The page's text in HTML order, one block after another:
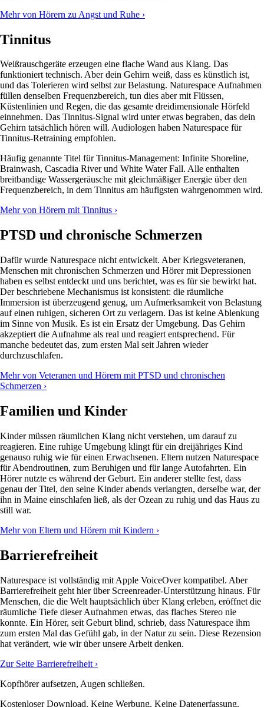
Mehr von Hörern zu Angst und Ruhe ›
Tinnitus
Weißrauschgeräte erzeugen eine flache Wand aus Klang. Das
funktioniert technisch. Aber dein Gehirn weiß, dass es künstlich ist,
und das Tolerieren wird selbst zur Belastung. Naturespace Aufnahmen
füllen denselben Frequenzbereich, tun dies aber mit Flüssen,
Küstenlinien und Regen, die das gesamte dreidimensionale Hörfeld
einnehmen. Das Tinnitus-Signal wird unter etwas begraben, das dein
Gehirn tatsächlich hören will. Audiologen haben Naturespace für
Tinnitus-Retraining empfohlen.
Häufig genannte Titel für Tinnitus-Management: Infinite Shoreline,
Brainwash, Cascadia River und White Water Fall. Alle enthalten
breitbandige Wassergeräusche mit gleichmäßiger Energie über den
Frequenzbereich, in dem Tinnitus am häufigsten wahrgenommen wird.
Mehr von Hörern mit Tinnitus ›
PTSD und chronische Schmerzen
Dafür wurde Naturespace nicht entwickelt. Aber Kriegsveteranen,
Menschen mit chronischen Schmerzen und Hörer mit Depressionen
haben es selbst entdeckt und uns berichtet, was es für sie bewirkt hat.
Der beschriebene Mechanismus ist konsistent: die räumliche
Immersion ist überzeugend genug, um Aufmerksamkeit von Belastung
auf einen ruhigen, sicheren Ort zu verlagern. Das ist keine Ablenkung
im Sinne von Musik. Es ist ein Ersatz der Umgebung. Das Gehirn
akzeptiert die Aufnahme als real und reagiert entsprechend. Für
manche bedeutet das, zum ersten Mal seit Jahren wieder
durchzuschlafen.
Mehr von Veteranen und Hörern mit PTSD und chronischen
Schmerzen ›
Familien und Kinder
Kinder müssen räumlichen Klang nicht verstehen, um darauf zu
reagieren. Eine ruhige Umgebung klingt für ein dreijähriges Kind
genauso ruhig wie für einen Erwachsenen. Eltern nutzen Naturespace
für Abendroutinen, zum Beruhigen und für lange Autofahrten. Ein
Hörer nutzte es während der Geburt. Ein anderer stellte fest, dass
genau der Titel, den seine Kinder abends verlangten, derselbe war, der
ihn in Maine einschlafen ließ, als der Ozean zu ruhig und das Haus zu
still war.
Mehr von Eltern und Hörern mit Kindern ›
Barrierefreiheit
Naturespace ist vollständig mit Apple VoiceOver kompatibel. Aber
Barrierefreiheit geht hier über Screenreader-Unterstützung hinaus. Für
Menschen, die die Welt hauptsächlich über Klang erleben, eröffnet die
räumliche Tiefe dieser Aufnahmen etwas, das flaches Stereo nie
konnte. Ein Hörer, seit Geburt blind, schrieb, dass Naturespace ihm
zum ersten Mal das Gefühl gab, in der Natur zu sein. Diese Rezension
hat verändert, wie wir über unsere Arbeit denken.
Zur Seite Barrierefreiheit ›
Kopfhörer aufsetzen, Augen schließen.
Kostenloser Download. Keine Werbung. Keine Datenerfassung.